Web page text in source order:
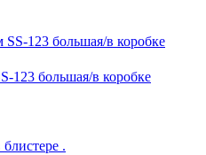
123 большая/в коробке